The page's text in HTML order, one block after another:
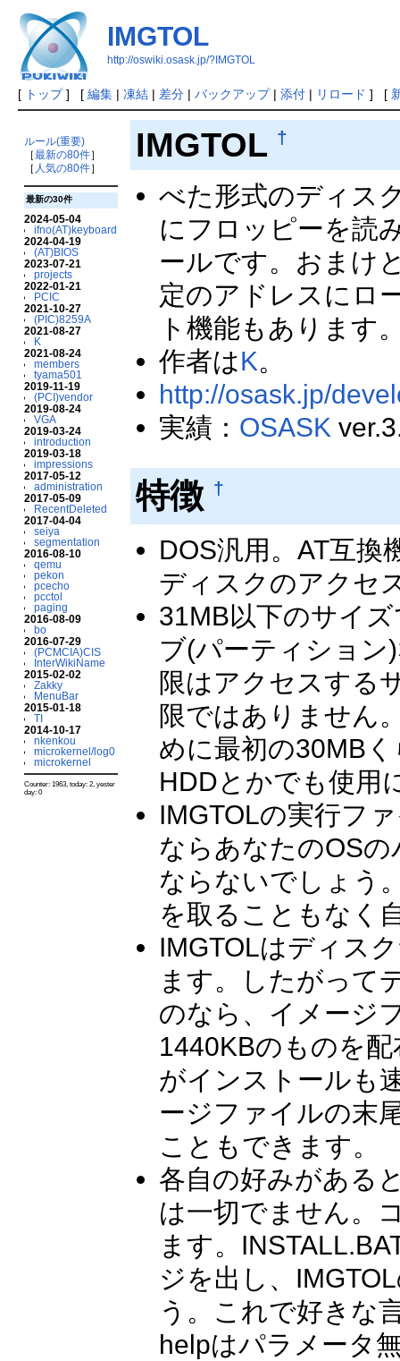
IMGTOL
http://oswiki.osask.jp/?IMGTOL
[ トップ] [ 編集| 凍結| 差分| バックアップ| 添付| リロード ] [
ルール(重要)
［最新の80件］
［ 人気の80件］
最新の30件
2024-05-04
ifno(AT)keyboard
2024-04-19
(AT)BIOS
2023-07-21
projects
2022-01-21
PCIC
2021-10-27
(PIC)8259A
2021-08-27
K
2021-08-24
members
tyama501
2019-11-19
(PCI)vendor
2019-08-24
VGA
2019-03-24
introduction
2019-03-18
impressions
2017-05-12
administration
2017-05-09
RecentDeleted
2017-04-04
seiya
segmentation
2016-08-10
qemu
pekon
pcecho
pcctol
paging
2016-08-09
bo
2016-07-29
(PCMCIA)CIS
InterWikiName
2015-02-02
Zakky
MenuBar
2015-01-18
TI
2014-10-17
nkenkou
microkernel/log0
microkernel
Counter: 1963, today: 2, yester
day: 0
IMGTOL †
べた形式のディス
にフロッピーを読
ールです。おまけ
定のアドレスにロ
ト機能もあります
作者はK。
http://osask.jp/
実績： OSASK
特徴 †
DOS汎用。AT互換
ディスクのアクセ
31MB以下のサイ
ブ(パーティション
限はアクセスする
限ではありません
めに最初の30MB
HDDとかでも使用
IMGTOLの実行フ
ならあなたのOS
ならないでしょう
を取ることもなく
IMGTOLはディス
ます。したがって
のなら、イメージ
1440KBのものを
がインストールも
ージファイルの末
こともできます。
各自の好みがある
は一切でません。
ます。
ジを出し、
う。これで好きな
helpはパラメータ